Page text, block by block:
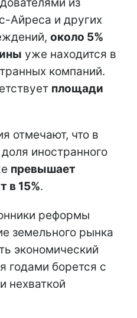
Айреса и других
около 5%
уже находится в
компаний.
площади
отмечают, что в
иностранного
превышает
в 15%.
реформы
земельного рынка
экономический
годами борется с
нехваткой